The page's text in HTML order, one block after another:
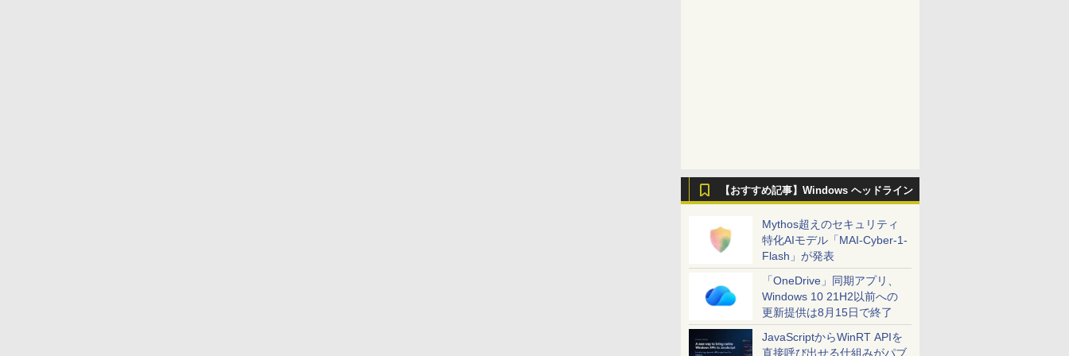
【おすすめ記事】Windows ヘッドライン
Mythos超えのセキュリティ
特化AIモデル「MAI-Cyber-1-
Flash」が発表
「OneDrive」同期アプリ、
Windows 10 21H2以前への
更新提供は8月15日で終了
JavaScriptからWinRT APIを
直接呼び出せる仕組みがパブ